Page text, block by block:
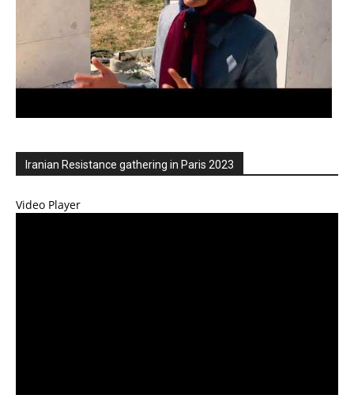
Iranian Resistance gathering in Paris 2023
Video Player